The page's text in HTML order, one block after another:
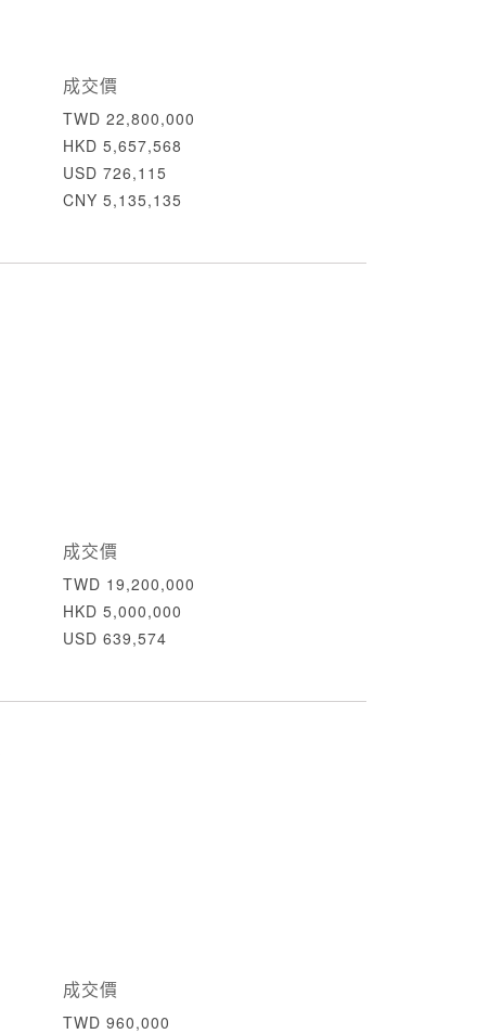
成交價
TWD 22,800,000
HKD 5,657,568
USD 726,115
CNY 5,135,135
成交價
TWD 19,200,000
HKD 5,000,000
USD 639,574
成交價
TWD 960,000